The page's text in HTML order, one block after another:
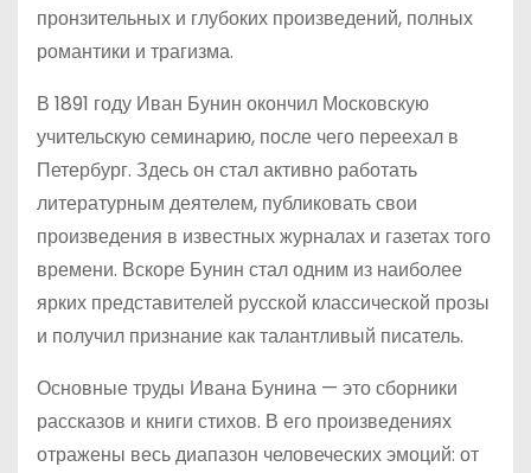
пронзительных и глубоких произведений, полных
романтики и трагизма.
В 1891 году Иван Бунин окончил Московскую
учительскую семинарию, после чего переехал в
Петербург. Здесь он стал активно работать
литературным деятелем, публиковать свои
произведения в известных журналах и газетах того
времени. Вскоре Бунин стал одним из наиболее
ярких представителей русской классической прозы
и получил признание как талантливый писатель.
Основные труды Ивана Бунина — это сборники
рассказов и книги стихов. В его произведениях
отражены весь диапазон человеческих эмоций: от